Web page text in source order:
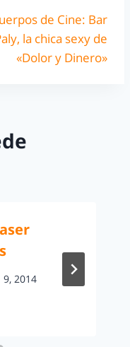
de Cine: Bar
la chica sexy de
«Dolor y Dinero»
2014